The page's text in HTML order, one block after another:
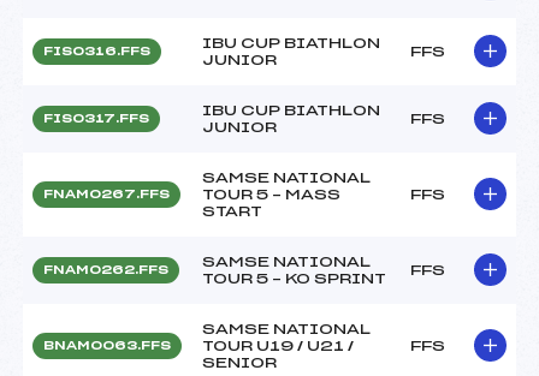
FIS0316.FFS
IBU CUP BIATHLON
JUNIOR
FFS
FIS0317.FFS
IBU CUP BIATHLON
JUNIOR
FFS
FNAM0267.FFS
SAMSE NATIONAL
TOUR 5 – MASS
START
FFS
FNAM0262.FFS
SAMSE NATIONAL
TOUR 5 – KO SPRINT
FFS
BNAM0063.FFS
SAMSE NATIONAL
TOUR U19 / U21 /
SENIOR
FFS